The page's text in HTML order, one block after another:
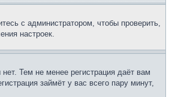
с администратором, чтобы проверить,
настроек.
Тем не менее регистрация даёт вам
займёт у вас всего пару минут,